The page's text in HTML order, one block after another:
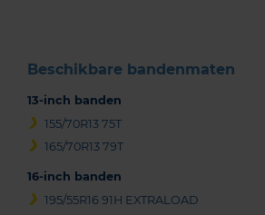
Beschikbare bandenmaten
13-inch banden
155/70R13 75T
165/70R13 79T
16-inch banden
195/55R16 91H EXTRALOAD